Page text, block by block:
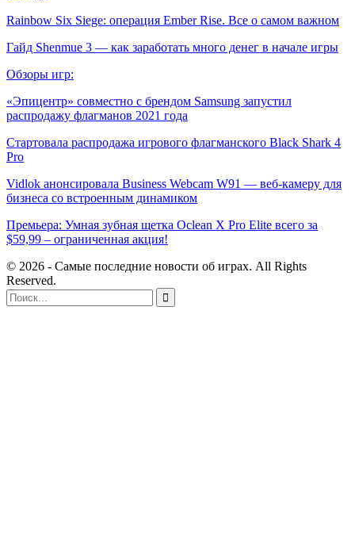
Rainbow Six Siege: операция Ember Rise. Все о самом важном
Гайд Shenmue 3 — как заработать много денег в начале игры
Обзоры игр:
«Эпицентр» совместно с брендом Samsung запустил
распродажу флагманов 2021 года
Стартовала распродажа игрового флагманского Black Shark 4
Pro
Vidlok анонсировала Business Webcam W91 — веб-камеру для
бизнеса со встроенным динамиком
Премьера: Умная зубная щетка Oclean X Pro Elite всего за
$59,99 – ограниченная акция!
© 2026 - Самые последние новости об играх. All Rights
Reserved.